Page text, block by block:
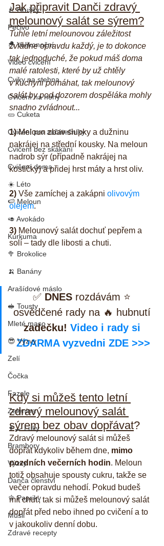
🍐 Hrušky
Pečivo
🐣 Velikonoční
Video cvičení
Cviky na stehna
Cvičení na nohy
🥒 Cuketa
Cvičení pro začátečníky
Cvičení bez skákání
Cvičení doma
☀️ Léto
🍉 Meloun
🥑 Avokádo
Kurkuma
🥦 Brokolice
🍌 Banány
Arašídové máslo
🥪 Tousty
Mleté maso
😎 Výzvy
Zelí
Čočka
Fazole
Zelenina
👨‍🍳 Luky
Brambory
Výzvy
Danča členství
🫑 Papriky
Müsli
Zdravé recepty
Jak připravit Danči zdravý
melounový salát se sýrem?
Tuhle letní melounovou záležitost
zvládne opravdu každý, je to dokonce
tak jednoduché, že pokud máš doma
malé ratolesti, které by už chtěly
v kuchyni pomáhat, tak melounový
salát by pod dozorem dospěláka mohly
snadno zvládnout...
1) Meloun zbav slupky a dužninu
nakrájej na střední kousky. Na meloun
nadrob sýr (případně nakrájej na
kostičky) a přidej hrst máty a hrst oliv.
2) Vše zamíchej a zakápni olivovým
olejem.
3) Melounový salát dochuť pepřem a
solí – tady dle libosti a chuti.
✅ DNES rozdávám ⭐
osvědčené rady na 🔥 hubnutí
zadečku! Video i rady si
ZDARMA vyzvedni ZDE >>>
Kdy si můžeš tento letní
zdravý melounový salát
sýrem bez obav dopřávat?
Zdravý melounový salát si můžeš
dopřát kdykoliv během dne, mimo
pozdních večerních hodin. Meloun
totiž obsahuje spousty cukru, takže se
večer opravdu nehodí. Pokud budeš
mít chuť, tak si můžeš melounový salát
dopřát před nebo ihned po cvičení a to
v jakoukoliv denní dobu.